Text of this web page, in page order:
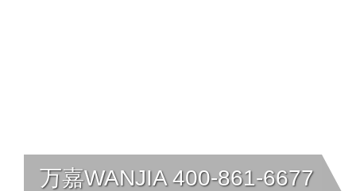
汇迈HUIMAI